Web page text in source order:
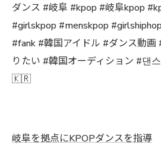
ダンス #岐阜 #kpop #岐阜kpop
#girlskpop #menskpop
#fank #韓国アイドル #ダンス動画
りたい #韓国オーディション #댄
🇰🇷
岐阜を拠点にKPOPダンスを指導